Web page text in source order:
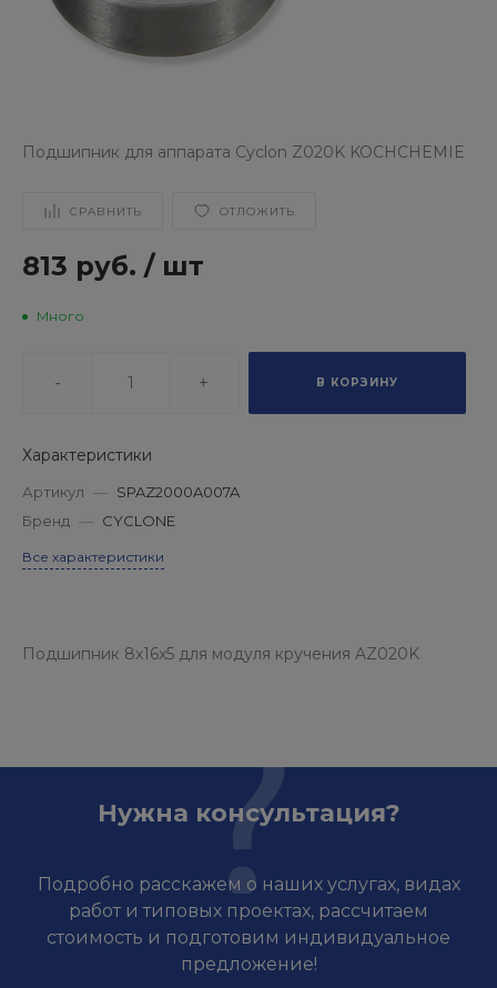
Подшипник для аппарата Cyclon Z020K KOCHCHEMIE
СРАВНИТЬ ОТЛОЖИТЬ
813 руб. / шт
Много
- + В КОРЗИНУ
Характеристики
Артикул — SPAZ2000A007A
Бренд — CYCLONE
Все характеристики
Подшипник 8x16x5 для модуля кручения AZ020K
Нужна консультация?
Подробно расскажем о наших услугах, видах
работ и типовых проектах, рассчитаем
стоимость и подготовим индивидуальное
предложение!